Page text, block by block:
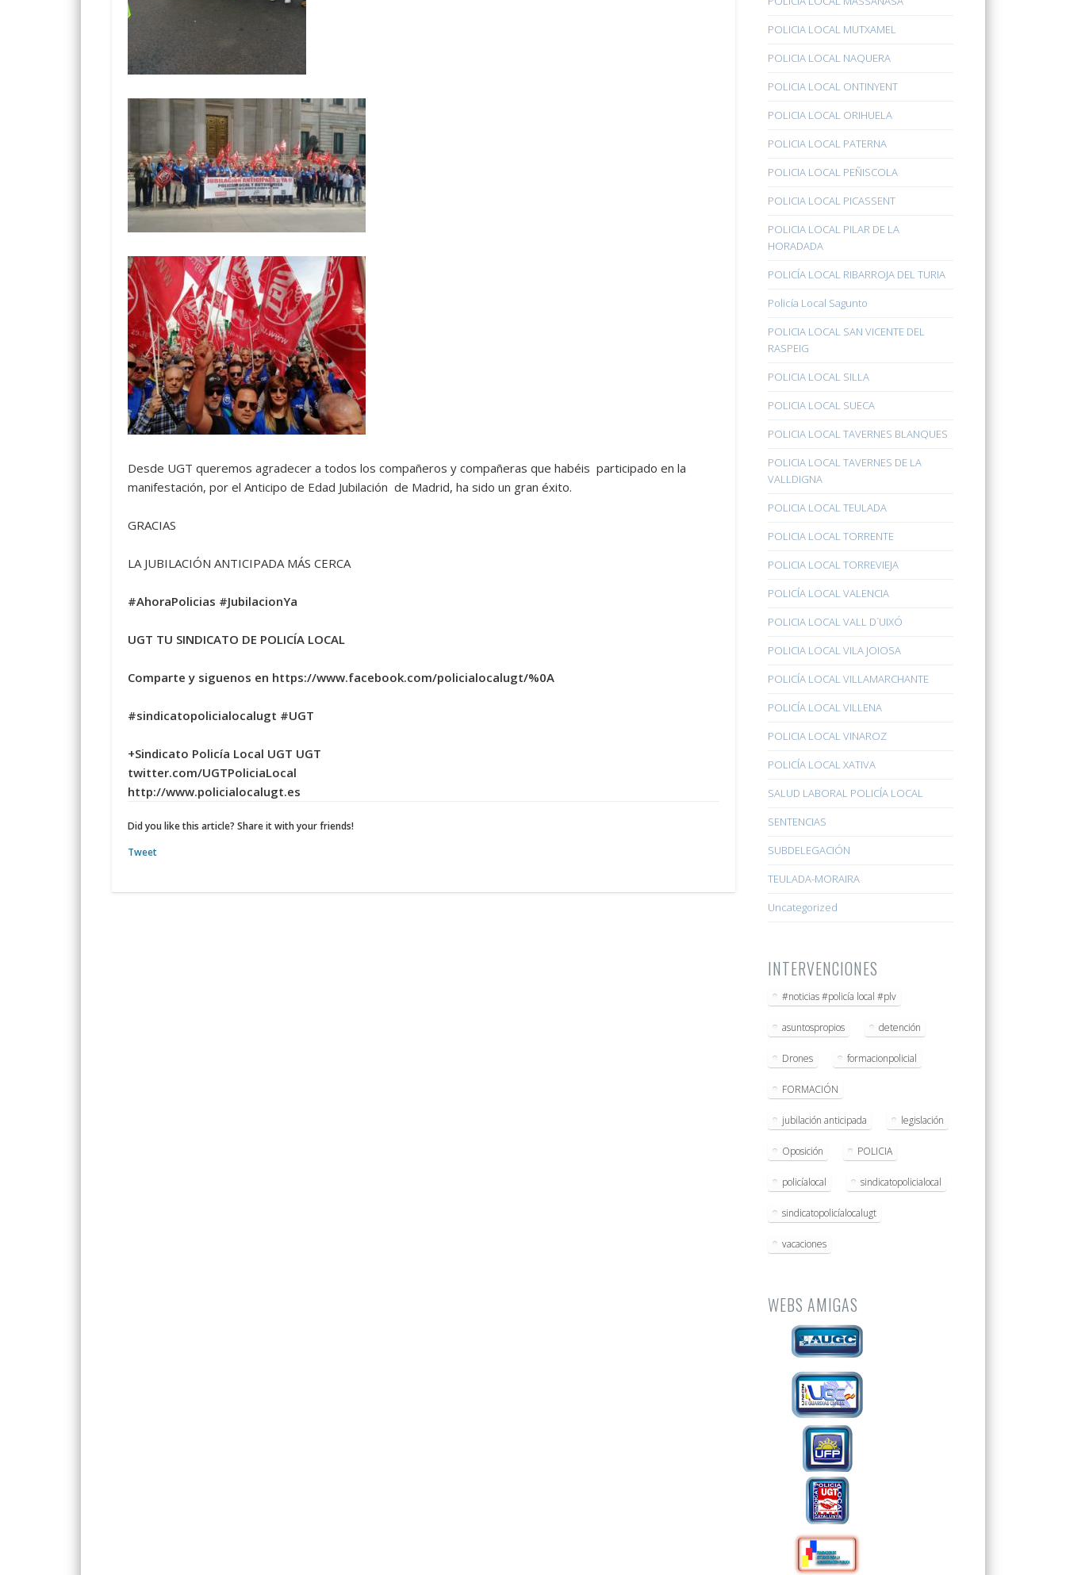
Desde UGT queremos agradecer a todos los compañeros y compañeras que habéis participado en la
manifestación, por el Anticipo de Edad Jubilación de Madrid, ha sido un gran éxito.
GRACIAS
LA JUBILACIÓN ANTICIPADA MÁS CERCA
#AhoraPolicias #JubilacionYa
UGT TU SINDICATO DE POLICÍA LOCAL
Comparte y siguenos en https://www.facebook.com/policialocalugt/%0A
#sindicatopolicialocalugt #UGT
+Sindicato Policía Local UGT UGT
twitter.com/UGTPoliciaLocal
http://www.policialocalugt.es
Did you like this article? Share it with your friends!
Tweet
POLICIA LOCAL MUTXAMEL
POLICIA LOCAL NAQUERA
POLICIA LOCAL ONTINYENT
POLICIA LOCAL ORIHUELA
POLICIA LOCAL PATERNA
POLICIA LOCAL PEÑISCOLA
POLICIA LOCAL PICASSENT
POLICIA LOCAL PILAR DE LA
HORADADA
POLICÍA LOCAL RIBARROJA DEL TURIA
Policía Local Sagunto
POLICIA LOCAL SAN VICENTE DEL
RASPEIG
POLICIA LOCAL SILLA
POLICIA LOCAL SUECA
POLICIA LOCAL TAVERNES BLANQUES
POLICIA LOCAL TAVERNES DE LA
VALLDIGNA
POLICIA LOCAL TEULADA
POLICIA LOCAL TORRENTE
POLICIA LOCAL TORREVIEJA
POLICÍA LOCAL VALENCIA
POLICIA LOCAL VALL D´UIXÓ
POLICIA LOCAL VILA JOIOSA
POLICÍA LOCAL VILLAMARCHANTE
POLICÍA LOCAL VILLENA
POLICIA LOCAL VINAROZ
POLICÍA LOCAL XATIVA
SALUD LABORAL POLICÍA LOCAL
SENTENCIAS
SUBDELEGACIÓN
TEULADA-MORAIRA
Uncategorized
INTERVENCIONES
#noticias #policía local #plv
asuntospropios detención
Drones formacionpolicial
FORMACIÓN
jubilación anticipada legislación
Oposición POLICIA
policíalocal sindicatopolicialocal
sindicatopolicíalocalugt
vacaciones
WEBS AMIGAS